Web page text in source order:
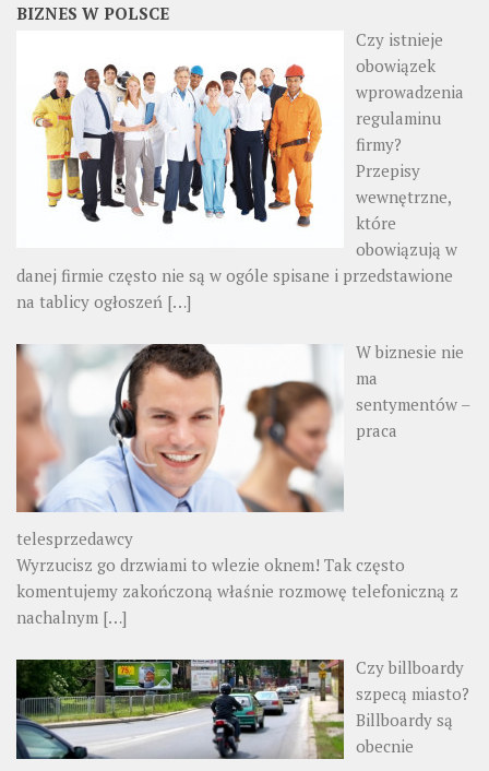
BIZNES W POLSCE
Czy istnieje
obowiązek
wprowadzenia
regulaminu
firmy?
Przepisy
wewnętrzne,
które
obowiązują w
danej firmie często nie są w ogóle spisane i przedstawione
na tablicy ogłoszeń […]
W biznesie nie
ma
sentymentów –
praca
telesprzedawcy
Wyrzucisz go drzwiami to wlezie oknem! Tak często
komentujemy zakończoną właśnie rozmowę telefoniczną z
nachalnym […]
Czy billboardy
szpecą miasto?
Billboardy są
obecnie